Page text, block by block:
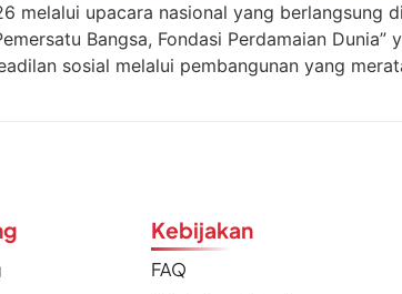
melalui upacara nasional yang berlangsung
Bangsa, Fondasi Perdamaian
sosial melalui pembangunan yang
Kebijakan
FAQ